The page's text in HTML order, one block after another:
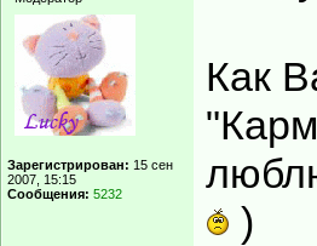
Зарегистрирован: 15 сен
2007, 15:15
Сообщения: 5232
Как
)